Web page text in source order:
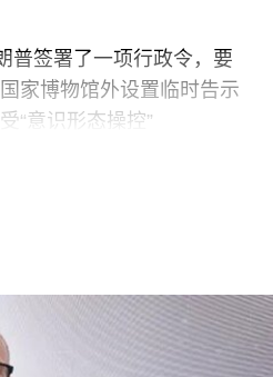
普签署了一项行政令，要
家博物馆外设置临时告示
“意识形态操控”
压行动的进一步升级。他
馆已成为特朗普持续抨击